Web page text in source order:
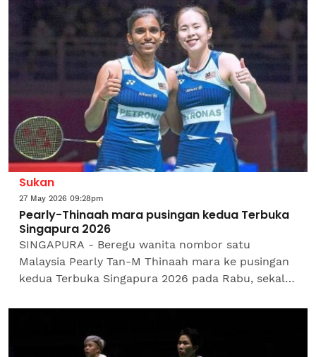
Sukan
27 May 2026 09:28pm
Pearly-Thinaah mara pusingan kedua Terbuka
Singapura 2026
SINGAPURA - Beregu wanita nombor satu
Malaysia Pearly Tan-M Thinaah mara ke pusingan
kedua Terbuka Singapura 2026 pada Rabu, sekali
selepas pulih daripada...